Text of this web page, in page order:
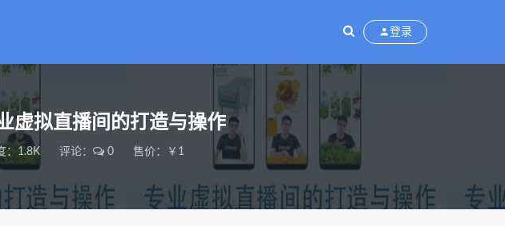
登录
虚拟直播间的打造与操作
：1.8K 评论： 0 售价：￥1